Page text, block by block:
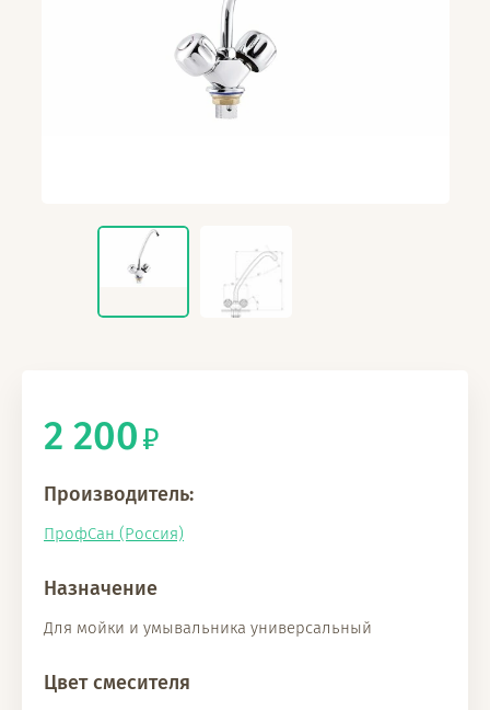
2 200
Производитель:
ПрофСан (Россия)
Назначение
Для мойки и умывальника универсальный
Цвет смесителя